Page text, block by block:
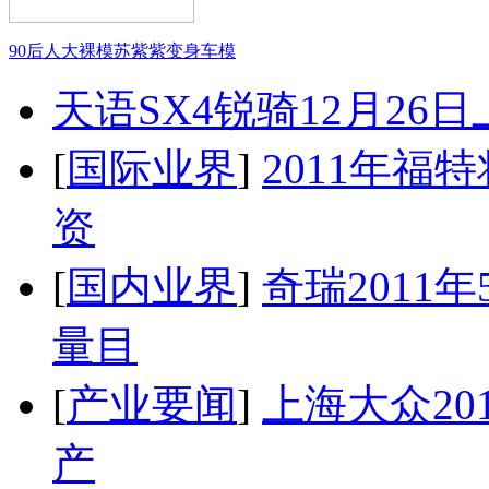
90后人大裸模苏紫紫变身车模
天语SX4锐骑12月26
[国际业界] 2011年福
资
[国内业界] 奇瑞2011
量目
[产业要闻]
上海大众
产